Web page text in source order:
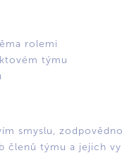
rolemi
týmu
smyslu,
členů týmu a jejich